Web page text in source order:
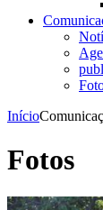
Início
Fotos